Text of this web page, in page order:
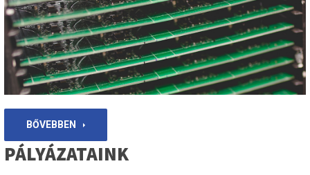
BŐVEBBEN
PÁLYÁZATAINK